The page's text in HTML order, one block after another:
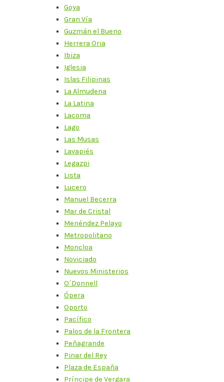
Goya
Gran Vía
Guzmán el Bueno
Herrera Oria
Ibiza
Iglesia
Islas Filipinas
La Almudena
La Latina
Lacoma
Lago
Las Musas
Lavapiés
Legazpi
Lista
Lucero
Manuel Becerra
Mar de Cristal
Menéndez Pelayo
Metropolitano
Moncloa
Noviciado
Nuevos Ministerios
O´Donnell
Ópera
Oporto
Pacífico
Palos de la Frontera
Peñagrande
Pinar del Rey
Plaza de España
Príncipe de Vergara